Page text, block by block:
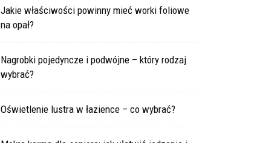
Jakie właściwości powinny mieć worki foliowe
na opał?
Nagrobki pojedyncze i podwójne – który rodzaj
wybrać?
Oświetlenie lustra w łazience – co wybrać?